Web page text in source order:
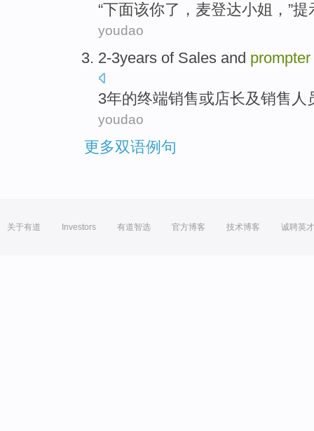
“下面该你了，麦登达小姐 ，”提
youdao
2-3years of Sales and prompter
3年的终端销售或店长及销售人
youdao
更多双语例句
关于有道 Investors 有道智选 官方博客 技术博客 诚聘英才